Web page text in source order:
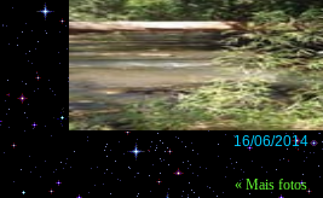
16/06/2014
« Mais fotos